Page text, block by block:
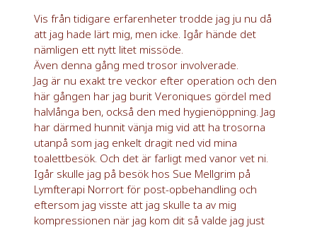
Vis från tidigare erfarenheter trodde jag ju nu då
att jag hade lärt mig, men icke. Igår hände det
nämligen ett nytt litet missöde.
Även denna gång med trosor involverade.
Jag är nu exakt tre veckor efter operation och den
här gången har jag burit Veroniques gördel med
halvlånga ben, också den med hygienöppning. Jag
har därmed hunnit vänja mig vid att ha trosorna
utanpå som jag enkelt dragit ned vid mina
toalettbesök. Och det är farligt med vanor vet ni.
Igår skulle jag på besök hos Sue Mellgrim på
Lymfterapi Norrort för post-opbehandling och
eftersom jag visste att jag skulle ta av mig
kompressionen när jag kom dit så valde jag just